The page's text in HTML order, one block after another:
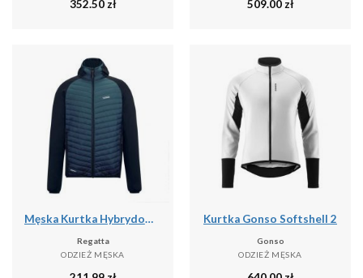
352.50 zł 509.00 zł
Męska Kurtka Hybrydowa Andreson
Regatta
ODZIEŻ MĘSKA
Kurtka Gonso Softshell 2
Gonso
ODZIEŻ MĘSKA